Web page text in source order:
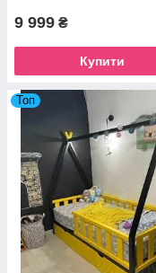
9 999 ₴
Купити
Топ